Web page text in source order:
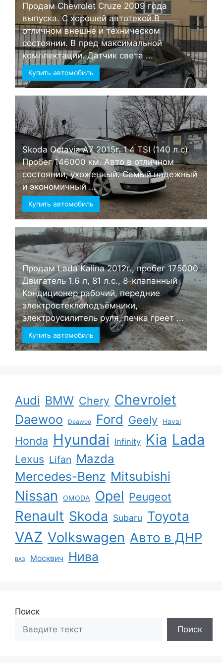
Продам Chevrolet Cruze 2009 года
выпуска. С хорошей автотекой.В
отличном внешне и техническом
состоянии. В пред максимальной
комплектации. Датчик света ...
Купить автомобиль
Skoda Octavia А7 2015г. 1.4 TSI (140 л.с)
Пробег 146000 км. Авто в отличном
состоянии, ухоженный. Самый надежный
и экономичный ...
Купить автомобиль
Продам Lada Kalina 2012г., пробег 175000
Двигатель 1.6 л, 81 л.с., 8-клапанный
Кондиционер рабочий, передние
электростеклоподъёмники,
электроусилитель руля, печка греет ...
Купить автомобиль
Audi BMW Chery Chevrolet
Daewoo Deawoo Ford Geely Haval
Honda Hyundai Infinity Kia Lada
Lexus Lifan Mazda
Mercedes-Benz Mitsubishi
Nissan OMODA Opel Peugeot
Renault Skoda Subaru Toyota
VAZ Volkswagen Авто в ДНР
ВАЗ Москвич Нива
Поиск
Поиск